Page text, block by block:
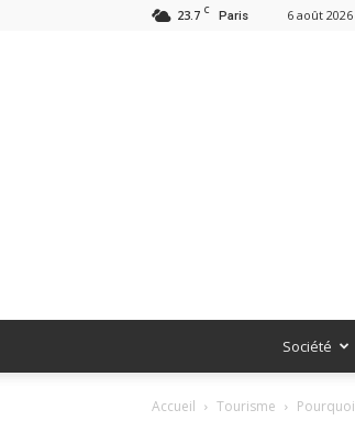
23.7 C Paris 6 août 2026
Société
Accueil Tourisme